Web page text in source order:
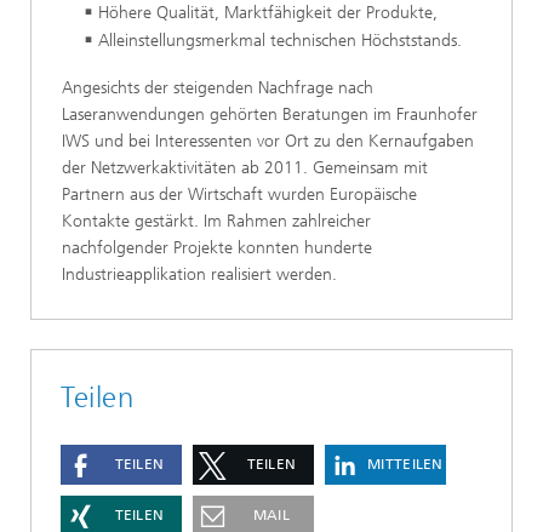
Höhere Qualität, Marktfähigkeit der Produkte,
Alleinstellungsmerkmal technischen Höchststands.
Angesichts der steigenden Nachfrage nach
Laseranwendungen gehörten Beratungen im Fraunhofer
IWS und bei Interessenten vor Ort zu den Kernaufgaben
der Netzwerkaktivitäten ab 2011. Gemeinsam mit
Partnern aus der Wirtschaft wurden Europäische
Kontakte gestärkt. Im Rahmen zahlreicher
nachfolgender Projekte konnten hunderte
Industrieapplikation realisiert werden.
Teilen
TEILEN TEILEN MITTEILEN
TEILEN MAIL